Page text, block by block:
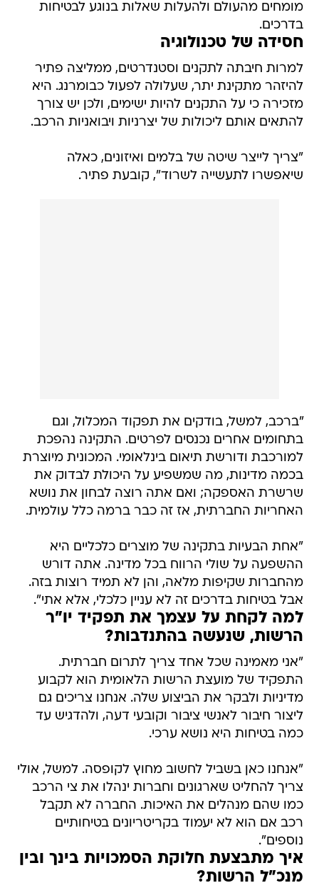
מומחים מהעולם ולהעלות שאלות בנוגע לבטיחות
בדרכים.
חסידה של טכנולוגיה
למרות חיבתה לתקנים וסטנדרטים, ממליצה פתיר
להיזהר מתקינת יתר, שעלולה לפעול כבומרנג. היא
מזכירה כי על התקנים להיות ישימים, ולכן יש צורך
להתאים אותם ליכולות של יצרניות ויבואניות הרכב.
"צריך לייצר שיטה של בלמים ואיזונים, כאלה
שיאפשרו לתעשייה לשרוד", קובעת פתיר.
"ברכב, למשל, בודקים את תפקוד המכלול, וגם
בתחומים אחרים נכנסים לפרטים. התקינה נהפכת
למורכבת ודורשת תיאום בינלאומי. המכונית מיוצרת
בכמה מדינות, מה שמשפיע על היכולת לבדוק את
שרשרת האספקה; ואם אתה רוצה לבחון את נושא
האחריות החברתית, אז זה כבר ברמה כלל עולמית.
"אחת הבעיות בתקינה של מוצרים כלכליים היא
ההשפעה על שולי הרווח בכל מדינה. אתה דורש
מהחברות שקיפות מלאה, והן לא תמיד רוצות בזה.
אבל בטיחות בדרכים זה לא עניין כלכלי, אלא אתי".
למה לקחת על עצמך את תפקיד יו"ר
הרשות, שנעשה בהתנדבות?
"אני מאמינה שכל אחד צריך לתרום חברתית.
התפקיד של מועצת הרשות הלאומית הוא לקבוע
מדיניות ולבקר את הביצוע שלה. אנחנו צריכים גם
ליצור חיבור לאנשי ציבור וקובעי דעה, ולהדגיש עד
כמה בטיחות היא נושא ערכי.
"אנחנו כאן בשביל לחשוב מחוץ לקופסה. למשל, אולי
צריך להחליט שארגונים וחברות ינהלו את צי הרכב
כמו שהם מנהלים את האיכות. החברה לא תקבל
רכב אם הוא לא יעמוד בקריטריונים בטיחותיים
נוספים".
איך מתבצעת חלוקת הסמכויות בינך ובין
מנכ"ל הרשות?